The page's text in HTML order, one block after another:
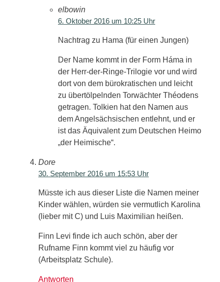
elbowin
6. Oktober 2016 um 10:25 Uhr
Nachtrag zu Hama (für einen Jungen)
Der Name kommt in der Form Háma in
der Herr-der-Ringe-Trilogie vor und wird
dort von dem bürokratischen und leicht
zu übertölpelnden Torwächter Théodens
getragen. Tolkien hat den Namen aus
dem Angelsächsischen entlehnt, und er
ist das Äquivalent zum Deutschen Heimo
„der Heimische“.
Dore
30. September 2016 um 15:53 Uhr
Müsste ich aus dieser Liste die Namen meiner
Kinder wählen, würden sie vermutlich Karolina
(lieber mit C) und Luis Maximilian heißen.
Finn Levi finde ich auch schön, aber der
Rufname Finn kommt viel zu häufig vor
(Arbeitsplatz Schule).
Antworten